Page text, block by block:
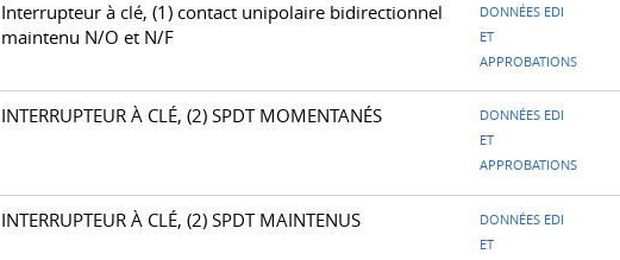
Interrupteur à clé, (1) contact unipolaire bidirectionnel
maintenu N/O et N/F
DONNÉES EDI
ET
APPROBATIONS
INTERRUPTEUR À CLÉ, (2) SPDT MOMENTANÉS
DONNÉES EDI
ET
APPROBATIONS
INTERRUPTEUR À CLÉ, (2) SPDT MAINTENUS
DONNÉES EDI
ET